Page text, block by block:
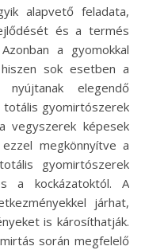
és a termés
a gyomokkal
sok esetben a
elegendő
totális gyomirtószerek
vegyszerek képesek
megkönnyítve a
gyomirtószerek
a kockázatoktól. A
járhat,
is károsíthatják.
során megfelelő